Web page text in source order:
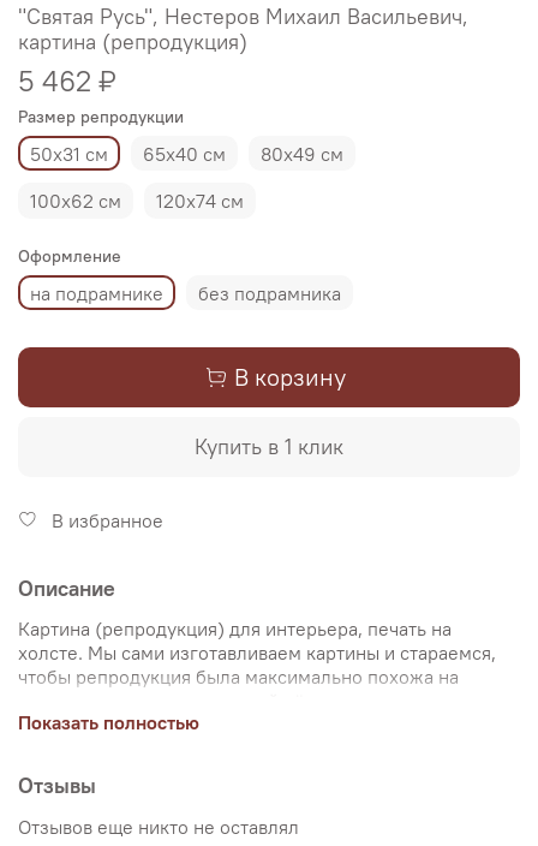
"Святая Русь", Нестеров Михаил Васильевич,
картина (репродукция)
5 462 ₽
Размер репродукции
50х31 см 65х40 см
80х49 см
100х62 см
120х74 см
Оформление
на подрамнике без подрамника
В корзину
Купить в 1 клик
В избранное
Описание
Картина (репродукция) для интерьера, печать на
холсте. Мы сами изготавливаем картины и стараемся,
чтобы репродукция была максимально похожа на
Именно поэтому, мы уделяем особое внимание
печати используются художественный хлопковый холст
и экологические чернила. Репродукцию можно купить
на подрамнике (деревянный подрамник, галерейная
Показать полностью
Отзывы
Отзывов еще никто не оставлял